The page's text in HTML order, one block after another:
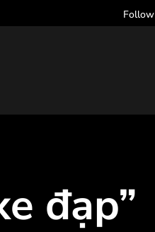
Follow
đạp”